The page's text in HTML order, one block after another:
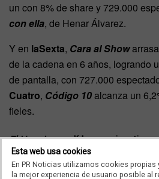
un con 8% de share y 729.000
con ella, de Henar Álvarez.
Y en laSexta, Cara al Show
de la cadena en 6 años, logrando
de pantalla, con 727.000
Cuatro, Código 10alcanza un
fieles.
El Hormiguero, líder en prime time
Una noche más,El Hormiguero
Esta web usa cookies
En PR Noticias utilizamos cookies
la mejor experiencia de usuario posible al